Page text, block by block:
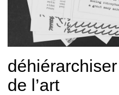
de l’art